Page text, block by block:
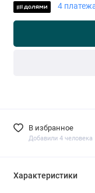
4
В избранное
Добавили 4 человека
Характеристики